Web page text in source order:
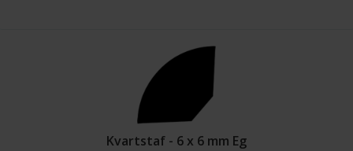
Kvartstaf - 6 x 6 mm Eg